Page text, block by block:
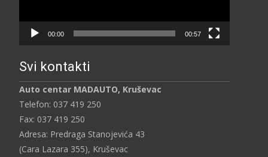
00:00 00:57
Svi kontakti
Auto centar MADAUTO, Kruševac
Telefon: 037 419 250
Fax: 037 419 250
Adresa: Predraga Stanojevića 43
(Cara Lazara 355), Kruševac